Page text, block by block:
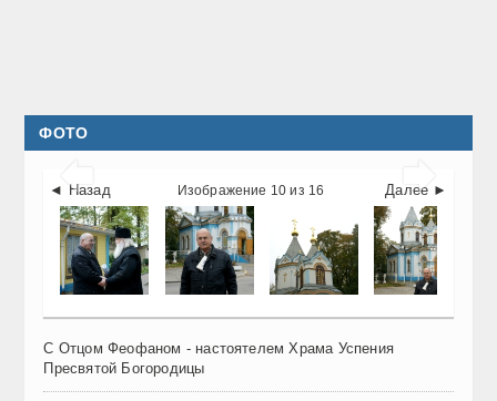
ФОТО
 
◄ Назад Далее ►
Изображение 10 из 16
С Отцом Феофаном - настоятелем Храма Успения
Пресвятой Богородицы